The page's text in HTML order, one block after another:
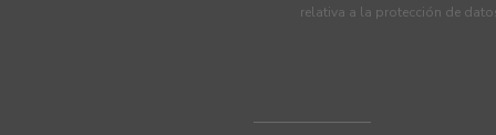
relativa a la protección de